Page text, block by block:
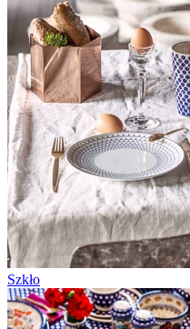
Szkło